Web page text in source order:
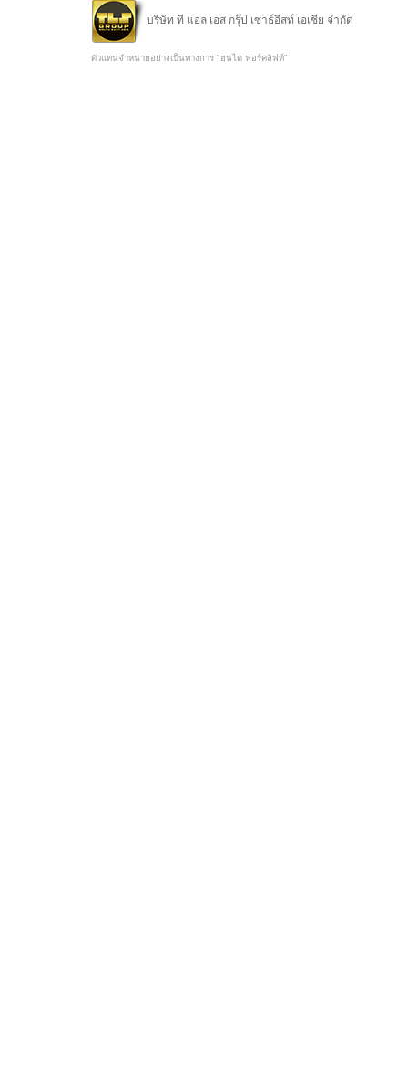
บริษัท ที แอล เอส กรุ๊ป เซาธ์อีสท์ เอเชีย จำกัด
ตัวแทนจำหน่ายอย่างเป็นทางการ "ฮุนได ฟอร์คลิฟท์"